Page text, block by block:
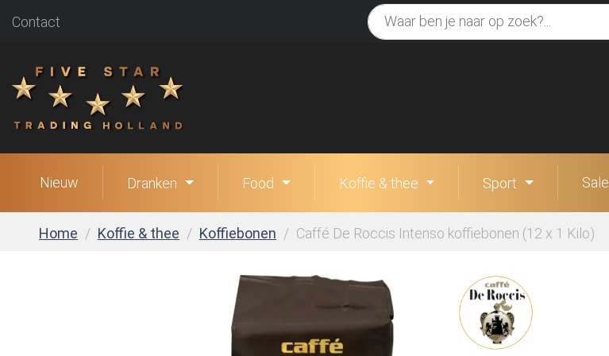
Contact
Nieuw Dranken Food Koffie & thee Sport Sale
Home Koffie & thee Koffiebonen Caffé De Roccis Intenso koffiebonen (12 x 1 Kilo)